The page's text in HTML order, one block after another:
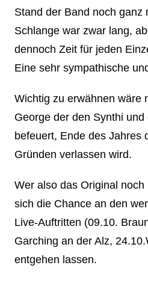
Stand der Band noch ganz
Schlange war zwar lang,
dennoch Zeit für jeden
Eine sehr sympathische
Wichtig zu erwähnen wäre
George der den Synthi
befeuert, Ende des Jahres
Gründen verlassen wird.
Wer also das Original
sich die Chance an den
Live-Auftritten (09.10.
Garching an der Alz,
entgehen lassen.